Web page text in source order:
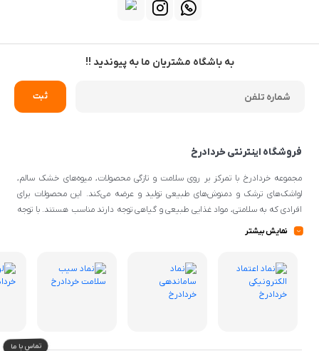
به باشگاه مشتریان ما به پیوندید !!
فروشگاه اینترنتی خردادرخ
مجموعه خردادرخ با تمرکز بر روی سلامت و تازگی محصولات، میوه‌های خشک سالم،
لواشک‌های ترشک و دمنوش‌های طبیعی تولید و عرضه می‌کند. این محصولات برای
افرادی که به سلامتی، مواد غذایی طبیعی و گیاهی توجه دارند مناسب هستند. با توجه
به اینکه از مواد اولیه طبیعی و کیفیتی برای تهیه محصولات استفاده می‌شود، می‌توانند
نمایش بیشتر